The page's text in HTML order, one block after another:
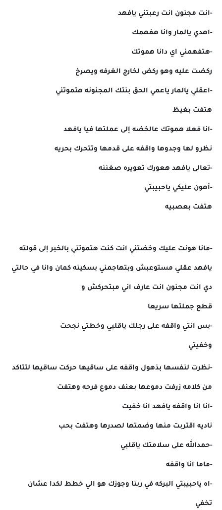
-انت مجنون انت رعبتني يافهد
-اهدي يالمار وانا هفهمك
-هتفهمني اي دانا هموتك
ركضت عليه وهو ركض لخارج الغرفه ويصرخ
-اعقلي يالمار ياعمي الحق بنتك المجنونه هتموتني
هتفت بغيظ
-انا فعلا هموتك عالخضه إلى عملتها فيا يافهد
نظرو لها وجدوها واقفه على قدمها وتتحرك بحريه
-تعالى يافهد هعورك تعويره صغننه
-أهون عليكي ياحبيبتي
هتفت بعصبيه
-مانا هونت عليك وخضتني انت كنت هتموتني بالخبر إلى قولته
يافهد عقلي مستوعبش وبتهاجمني بسكينه كمان وانا في حالتي
دي انت مجنون انت عارف اني مبتحركش و
قطع جملتها سريعا
-بس انتي واقفه على رجلك ياقلبي وخطتي نجحت
وخفيتي
-نظرت لنفسها بذهول واقفه على ساقيها حركت ساقيها لتتاكد
من كلامه زرفت دموعها بعنف دموع فرحه وهتفت
-انا انا واقفه يافهد انا خفيت
ناديه اقتربت منها وضمتها لصدرها وهتفت بحب
-حمدالله على سلامتك ياقلبي
-ماما انا واقفه
-اه ياحبيبتي البركه في ربنا وجوزك هو الي خطط لكدا عشان
تخفي